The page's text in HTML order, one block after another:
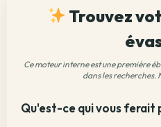
Trouvez
Ce moteur interne est une première
dans les recherches.
Qu'est-ce qui vous ferait